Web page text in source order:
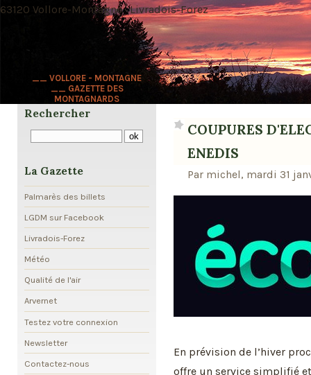
__ VOLLORE - MONTAGNE
__ GAZETTE DES
MONTAGNARDS
63120 Vollore-Montagne · Livradois-Forez
COUPURES
ENEDIS
Par michel, mardi 31
En prévision de l’hiver
offre un service simplifié
Rechercher
La Gazette
Palmarès des billets
LGDM sur Facebook
Livradois-Forez
Météo
Qualité de l'air
Arvernet
Testez votre connexion
Newsletter
Contactez-nous